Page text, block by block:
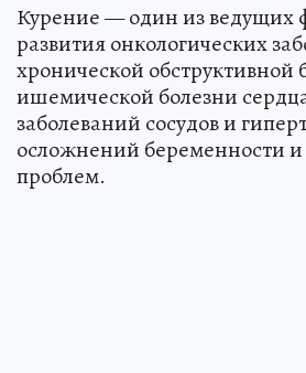
Курение — один из ведущих
развития онкологических
хронической обструктивной
ишемической болезни
заболеваний сосудов и
осложнений беременности
проблем.